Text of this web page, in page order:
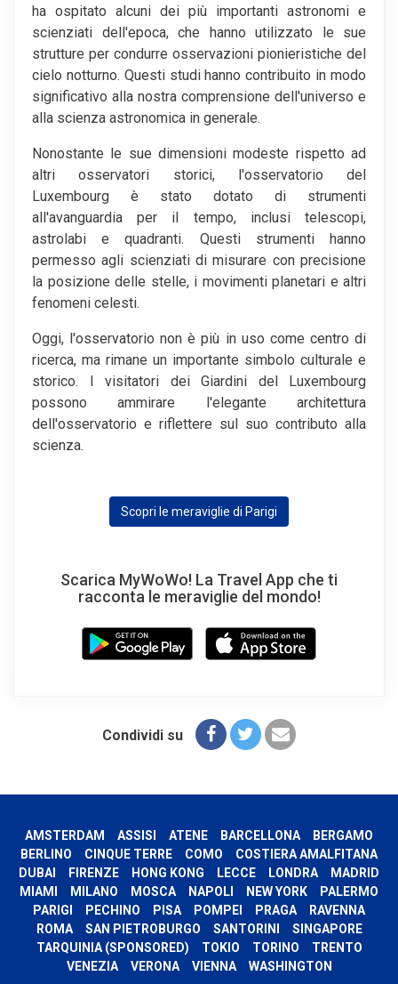
ha ospitato alcuni dei più importanti astronomi e
scienziati dell'epoca, che hanno utilizzato le sue
strutture per condurre osservazioni pionieristiche del
cielo notturno. Questi studi hanno contribuito in modo
significativo alla nostra comprensione dell'universo e
alla scienza astronomica in generale.
Nonostante le sue dimensioni modeste rispetto ad
altri osservatori storici, l'osservatorio del
Luxembourg è stato dotato di strumenti
all'avanguardia per il tempo, inclusi telescopi,
astrolabi e quadranti. Questi strumenti hanno
permesso agli scienziati di misurare con precisione
la posizione delle stelle, i movimenti planetari e altri
fenomeni celesti.
Oggi, l'osservatorio non è più in uso come centro di
ricerca, ma rimane un importante simbolo culturale e
storico. I visitatori dei Giardini del Luxembourg
possono ammirare l'elegante architettura
dell'osservatorio e riflettere sul suo contributo alla
scienza.
Scopri le meraviglie di Parigi
Scarica MyWoWo! La Travel App che ti
racconta le meraviglie del mondo!
Condividi su
AMSTERDAM ASSISI ATENE BARCELLONA
BERGAMO
BERLINO
CINQUE TERRE COMO
COSTIERA AMALFITANA
DUBAI
FIRENZE HONG KONG LECCE LONDRA
MADRID
MIAMI
MILANO MOSCA NAPOLI NEW YORK
PALERMO
PARIGI
PECHINO PISA POMPEI PRAGA
RAVENNA
ROMA
SAN PIETROBURGO SANTORINI
SINGAPORE
TARQUINIA (SPONSORED)
TOKIO TORINO
TRENTO
VENEZIA
VERONA VIENNA WASHINGTON